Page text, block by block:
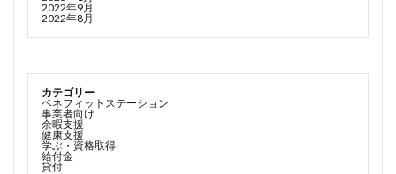
2022年9月
2022年8月
カテゴリー
ベネフィットステーション
事業者向け
余暇支援
健康支援
学ぶ・資格取得
給付金
貸付